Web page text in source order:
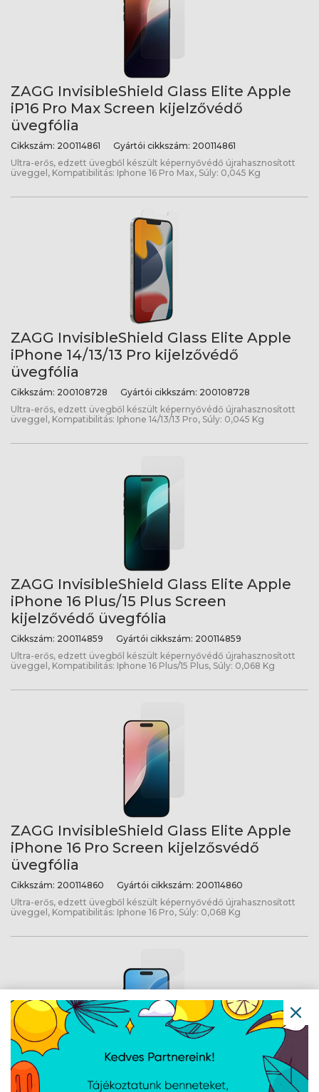
ZAGG InvisibleShield Glass Elite Apple
iP16 Pro Max Screen kijelzővédő
üvegfólia
Cikkszám: 200114861 Gyártói cikkszám: 200114861
Ultra-erős, edzett üvegből készült képernyővédő újrahasznosított
üveggel, Kompatibilitás: Iphone 16 Pro Max, Súly: 0,045 Kg
ZAGG InvisibleShield Glass Elite Apple
iPhone 14/13/13 Pro kijelzővédő
üvegfólia
Cikkszám: 200108728 Gyártói cikkszám: 200108728
Ultra-erős, edzett üvegből készült képernyővédő újrahasznosított
üveggel, Kompatibilitás: Iphone 14/13/13 Pro, Súly: 0,045 Kg
ZAGG InvisibleShield Glass Elite Apple
iPhone 16 Plus/15 Plus Screen
kijelzővédő üvegfólia
Cikkszám: 200114859 Gyártói cikkszám: 200114859
Ultra-erős, edzett üvegből készült képernyővédő újrahasznosított
üveggel, Kompatibilitás: Iphone 16 Plus/15 Plus, Súly: 0,068 Kg
ZAGG InvisibleShield Glass Elite Apple
iPhone 16 Pro Screen kijelzősvédő
üvegfólia
Cikkszám: 200114860 Gyártói cikkszám: 200114860
Ultra-erős, edzett üvegből készült képernyővédő újrahasznosított
üveggel, Kompatibilitás: Iphone 16 Pro, Súly: 0,068 Kg
ZAGG InvisibleShield Glass Elite Apple